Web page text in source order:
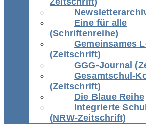
Eine für alle
(Schriftenreihe)
Gemeinsames
(Zeitschrift)
GGG-Journal
Gesamtschul-
(Zeitschrift)
Die Blaue Reihe
Integrierte
(NRW-Zeitschrift)